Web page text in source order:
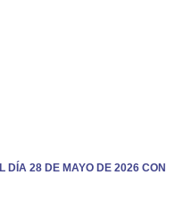
DÍA 28 DE MAYO DE 2026 CON